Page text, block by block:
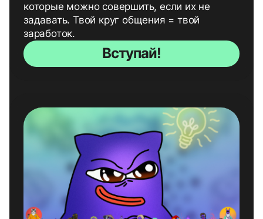
которые можно совершить, если их не
задавать. Твой круг общения = твой
заработок.
Вступай!